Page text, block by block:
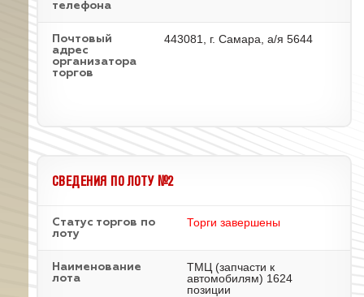
телефона
Почтовый
адрес
организатора
торгов
443081, г. Самара, а/я 5644
СВЕДЕНИЯ ПО ЛОТУ №2
Статус торгов по
лоту
Торги завершены
Наименование
лота
ТМЦ (запчасти к
автомобилям) 1624
позиции